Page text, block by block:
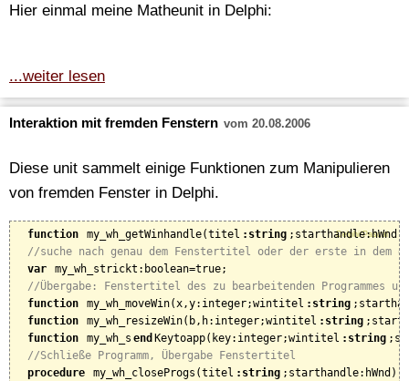
Hier einmal meine Matheunit in Delphi:
...weiter lesen
Interaktion mit fremden Fenstern vom 20.08.2006
Diese unit sammelt einige Funktionen zum Manipulieren
von fremden Fenster in Delphi.
Delphi/Pascal
function my_wh_getWinhandle(titel :string
//suche nach genau dem Fenstertitel oder der erste in dem
var
my_wh_strickt:boolean=true;
//Übergabe: Fenstertitel des zu bearbeitenden Programmes
function
my_wh_moveWin(x,y:integer;wintitel :string
function
my_wh_resizeWin(b,h:integer;wintitel :string
function
my_wh_s end Keytoapp(key:integer;wintitel :string
//Schließe Programm, Übergabe Fenstertitel
procedure
my_wh_closeProgs(titel :string ;starthandle:hWnd);